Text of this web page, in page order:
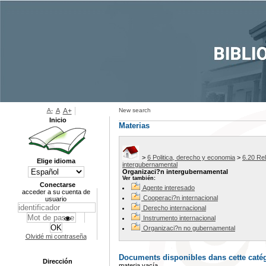
New search
Materias
> 6 Politica, derecho y economia > 6.20
intergubernamental
Organizaci?n intergubernamental
Ver también:
Agente interesado
Cooperaci?n internacional
Derecho internacional
Instrumento internacional
Organizaci?n no gubernamental
Documents disponibles dans cette
A- A A+
Inicio
Elige idioma
Conectarse
acceder a su cuenta de
usuario
Olvidé mi contraseña
Dirección